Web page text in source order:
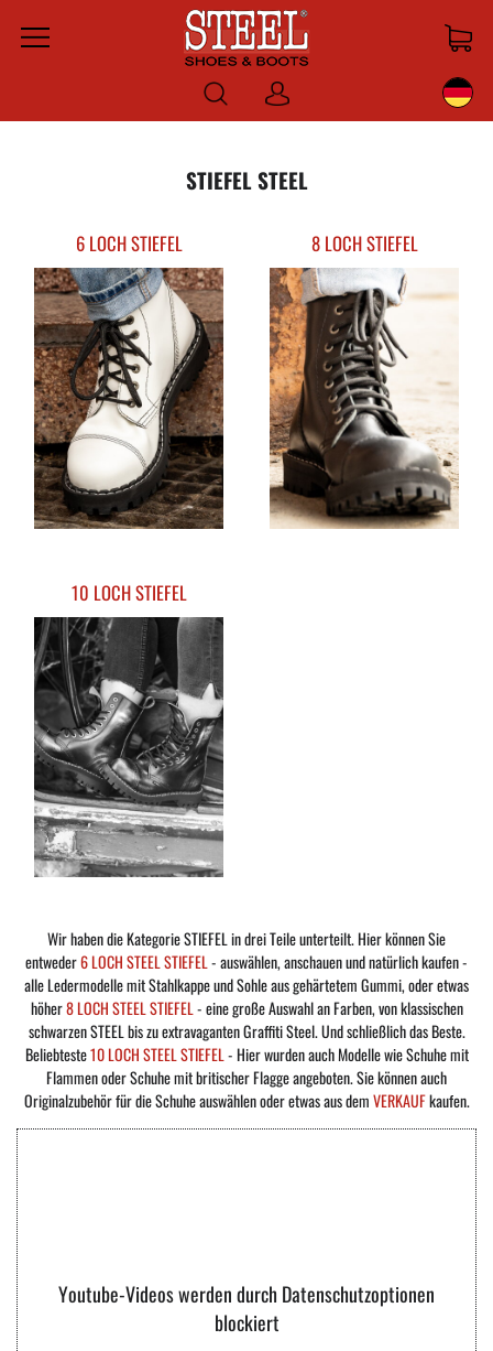
Menu
Anmelden
STIEFEL STEEL
6 LOCH STIEFEL 8 LOCH STIEFEL
10 LOCH STIEFEL
Wir haben die Kategorie STIEFEL in drei Teile unterteilt. Hier können Sie
entweder6 LOCH STEEL STIEFEL- auswählen, anschauen und natürlich kaufen -
alle Ledermodelle mit Stahlkappe und Sohle aus gehärtetem Gummi, oder etwas
höher8 LOCH STEEL STIEFEL- eine große Auswahl an Farben, von klassischen
schwarzen STEEL bis zu extravaganten Graffiti Steel. Und schließlich das Beste.
Beliebteste10 LOCH STEEL STIEFEL- Hier wurden auch Modelle wie Schuhe mit
Flammen oder Schuhe mit britischer Flagge angeboten. Sie können auch
Originalzubehör für die Schuhe auswählen oder etwas aus demVERKAUFkaufen.
Youtube-Videos werden durch Datenschutzoptionen
blockiert